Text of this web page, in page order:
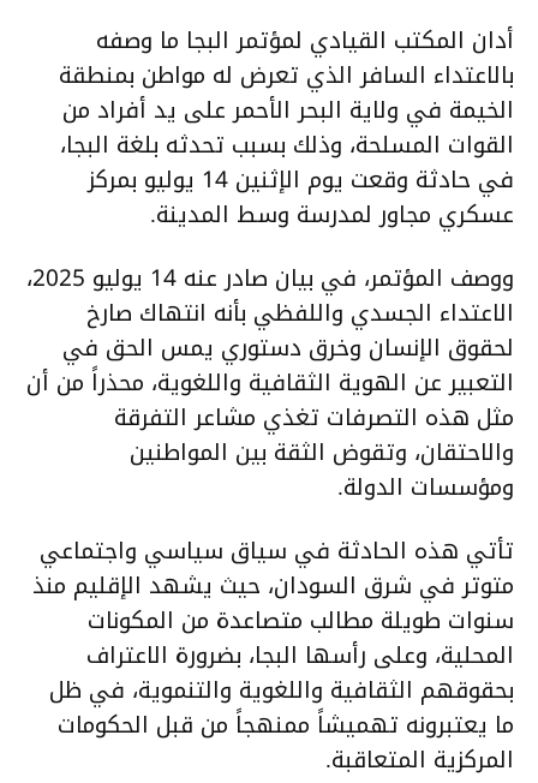
أدان المكتب القيادي لمؤتمر البجا ما وصفه
بالاعتداء السافر الذي تعرض له مواطن بمنطقة
الخيمة في ولاية البحر الأحمر على يد أفراد من
القوات المسلحة، وذلك بسبب تحدثه بلغة البجا،
في حادثة وقعت يوم الإثنين 14 يوليو بمركز
عسكري مجاور لمدرسة وسط المدينة.
ووصف المؤتمر، في بيان صادر عنه 14 يوليو 2025،
الاعتداء الجسدي واللفظي بأنه انتهاك صارخ
لحقوق الإنسان وخرق دستوري يمس الحق في
التعبير عن الهوية الثقافية واللغوية، محذراً من أن
مثل هذه التصرفات تغذي مشاعر التفرقة
والاحتقان، وتقوض الثقة بين المواطنين
ومؤسسات الدولة.
تأتي هذه الحادثة في سياق سياسي واجتماعي
متوتر في شرق السودان، حيث يشهد الإقليم منذ
سنوات طويلة مطالب متصاعدة من المكونات
المحلية، وعلى رأسها البجا، بضرورة الاعتراف
بحقوقهم الثقافية واللغوية والتنموية، في ظل
ما يعتبرونه تهميشاً ممنهجاً من قبل الحكومات
المركزية المتعاقبة.